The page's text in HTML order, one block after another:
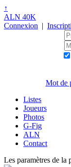
↑
ALN 40K
Connexion |
Mot de
Listes
Joueurs
Photos
G-Fig
ALN
Contact
Les paramètres de la